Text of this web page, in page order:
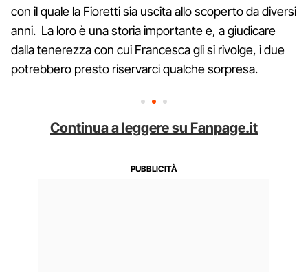
con il quale la Fioretti sia uscita allo scoperto da diversi
anni. La loro è una storia importante e, a giudicare
dalla tenerezza con cui Francesca gli si rivolge, i due
potrebbero presto riservarci qualche sorpresa.
Continua a leggere su Fanpage.it